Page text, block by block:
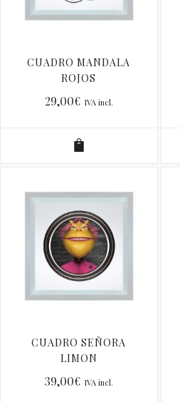
CUADRO MANDALA
ROJOS
29,00€ IVA incl.
CUADRO SEÑORA
LIMON
39,00€ IVA incl.